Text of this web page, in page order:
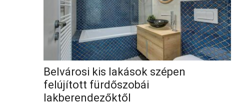
Belvárosi kis lakások szépen
felújított fürdőszobái
lakberendezőktől